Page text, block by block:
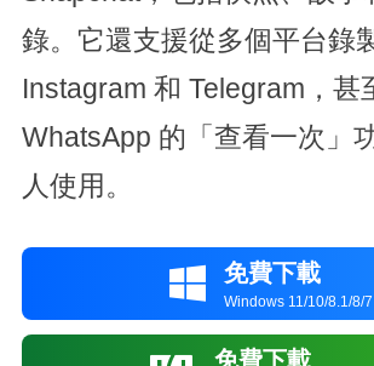
錄。它還支援從多個平台錄
Instagram 和 Telegram，甚
WhatsApp 的「查看一次」
人使用。
 免費下載
Windows 11/10/8.1/8/7
免費下載